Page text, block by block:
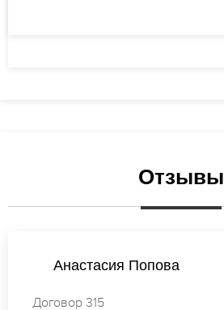
Отзывы
Анастасия Новикова
Договор 186